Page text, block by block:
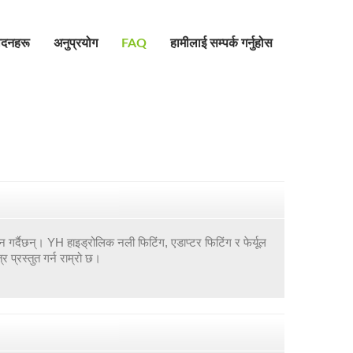
अनुप्रयोग FAQ हामीलाई सम्पर्क गर्नुहोस
YH हाइड्रोलिक नली फिटिंग, एडाप्टर फिटिंग र फेर्यूल
प्रस्तुत गर्न राम्रो छ।